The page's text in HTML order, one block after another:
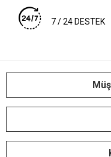
7 / 24 DESTEK